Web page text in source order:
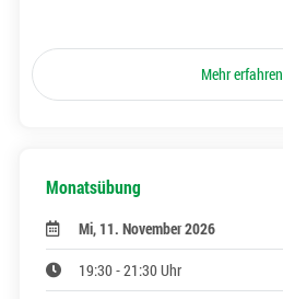
Mehr erfahren
Monatsübung
Mi, 11. November 2026
19:30 - 21:30 Uhr